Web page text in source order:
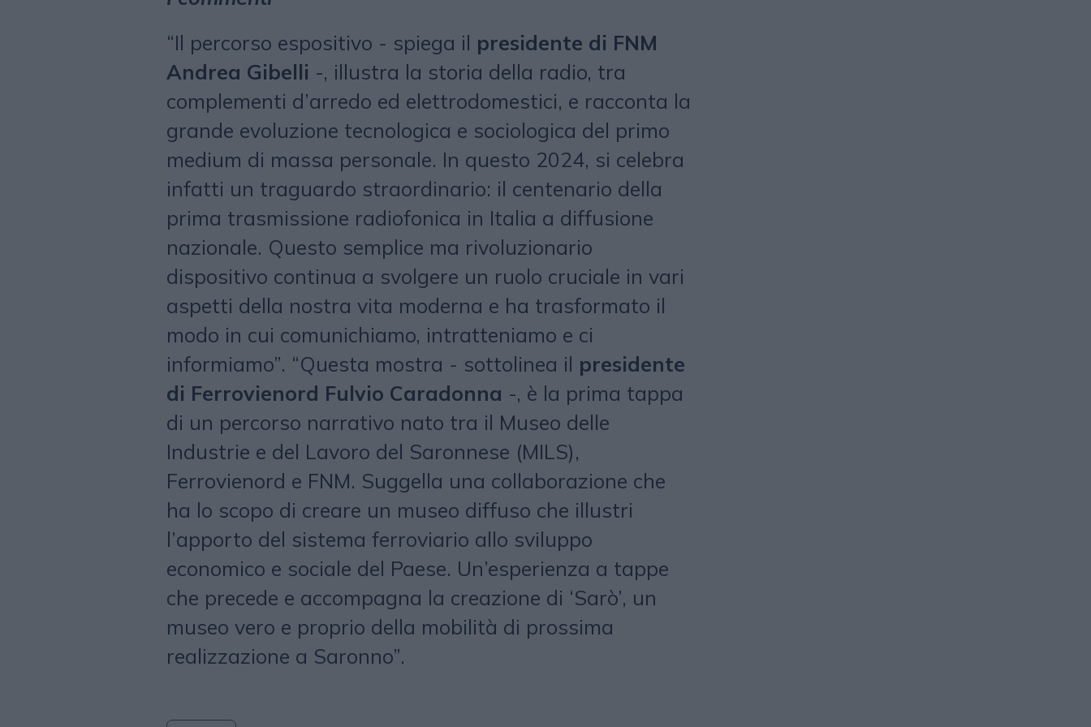
“Il percorso espositivo - spiega il presidente di FNM
Andrea Gibelli -, illustra la storia della radio, tra
complementi d’arredo ed elettrodomestici, e racconta la
grande evoluzione tecnologica e sociologica del primo
medium di massa personale. In questo 2024, si celebra
infatti un traguardo straordinario: il centenario della
prima trasmissione radiofonica in Italia a diffusione
nazionale. Questo semplice ma rivoluzionario
dispositivo continua a svolgere un ruolo cruciale in vari
aspetti della nostra vita moderna e ha trasformato il
modo in cui comunichiamo, intratteniamo e ci
informiamo”. “Questa mostra - sottolinea il presidente
di Ferrovienord Fulvio Caradonna -, è la prima tappa
di un percorso narrativo nato tra il Museo delle
Industrie e del Lavoro del Saronnese (MILS),
Ferrovienord e FNM. Suggella una collaborazione che
ha lo scopo di creare un museo diffuso che illustri
l’apporto del sistema ferroviario allo sviluppo
economico e sociale del Paese. Un’esperienza a tappe
che precede e accompagna la creazione di ‘Sarò’, un
museo vero e proprio della mobilità di prossima
realizzazione a Saronno”.